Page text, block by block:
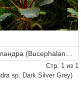
Стр. 1 из 1
sp. Dark Silver Grey)